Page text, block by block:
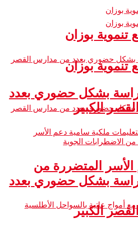
تنموية بوزان
بشكل حضوري بعدد
الكبير
بوزان
بشكل حضوري بعدد
الكبير
المتضررة من